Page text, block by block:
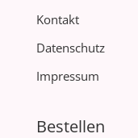
Kontakt
Datenschutz
Impressum
Bestellen